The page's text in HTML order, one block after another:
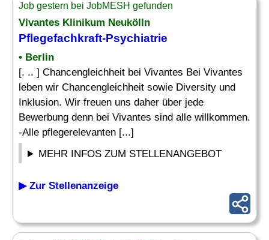
Job gestern bei JobMESH gefunden
Vivantes Klinikum Neukölln
Pflegefachkraft-Psychiatrie
• Berlin
[. .. ] Chancengleichheit bei Vivantes Bei Vivantes
leben wir Chancengleichheit sowie Diversity und
Inklusion. Wir freuen uns daher über jede
Bewerbung denn bei Vivantes sind alle willkommen.
-Alle pflegerelevanten [...]
MEHR INFOS ZUM STELLENANGEBOT
▶ Zur Stellenanzeige